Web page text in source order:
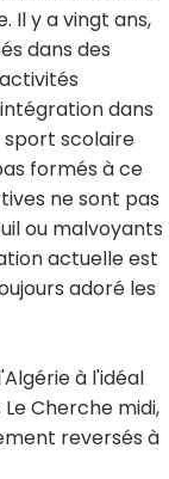
Il y a vingt ans,
dans des
dans
sport scolaire
formés à ce
ne sont pas
ou malvoyants
actuelle est
adoré les
à l'idéal
Cherche midi,
reversés à